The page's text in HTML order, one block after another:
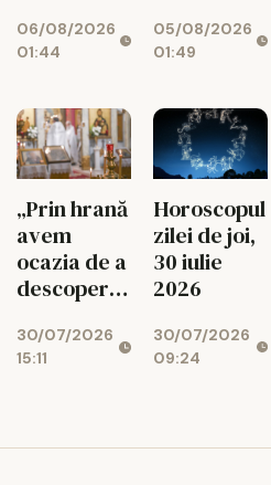
06/08/2026
01:44
05/08/2026
01:49
„Prin hrană
avem
ocazia de a
descoperi
Bunul
Dumnezeu”
30/07/2026
15:11
Horoscopul
zilei de joi,
30 iulie
2026
30/07/2026
09:24